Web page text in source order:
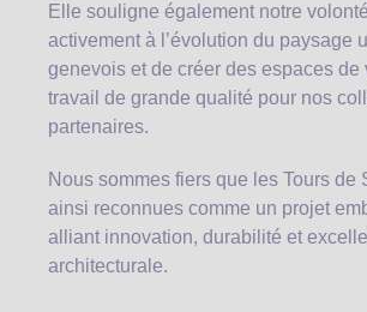
Elle souligne également notre
activement à l’évolution du paysage
genevois et de créer des espaces de
travail de grande qualité pour nos
partenaires.
Nous sommes fiers que les Tours de
ainsi reconnues comme un projet
alliant innovation, durabilité et
architecturale.